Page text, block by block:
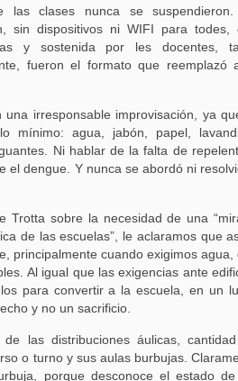
las clases nunca se
sin dispositivos ni WIFI para todes,
y sostenida por les docentes,
fueron el formato que reemplazó
una irresponsable improvisación, ya
mínimo: agua, jabón, papel,
Ni hablar de la falta de
el dengue. Y nunca se abordó ni
Trotta sobre la necesidad de una
de las escuelas”, le aclaramos que
principalmente cuando exigimos agua,
Al igual que las exigencias ante
para convertir a la escuela, en un
y no un sacrificio.
las distribuciones áulicas,
o turno y sus aulas burbujas.
porque desconoce el estado